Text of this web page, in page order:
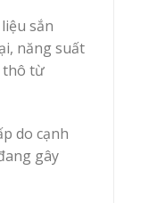
sắn
năng suất
thô từ
do cạnh
gây